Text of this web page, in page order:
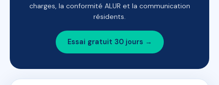
charges, la conformité ALUR et la communication
résidents.
Essai gratuit 30 jours →